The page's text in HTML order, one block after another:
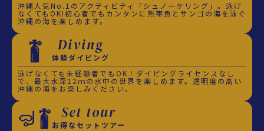
沖縄人気No.1のアクティビティ「シュノーケリング」。泳げ
なくてもOK!初心者でもカンタンに熱帯魚とサンゴの海を泳ぐ
沖縄の海を楽しめます。
Diving
体験ダイビング
泳げなくても未経験者でもOK！ダイビングライセンスなし
で、最大水深12ｍの水中の世界を楽しめます。透明度の高い
沖縄の海をお楽しみください。
Set tour
お得なセットツアー